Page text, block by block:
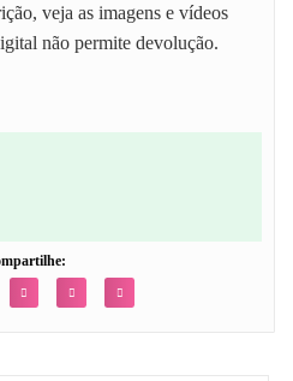
veja as imagens e vídeos
não permite devolução.